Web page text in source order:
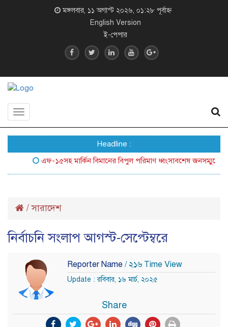
মঙ্গলবার, ১১ অগাস্ট ২০২৬, ০১:২৮ পূর্বাহ্ন
English Version
ই-পেপার
Toggle
Headline :
এফ-১৫সহ মার্কিন বিমানের বিপুল পরিমাণ ধ্বংসাবশেষ জনসম্মুখে আনল
/সারাদেশ
নির্বাচনি সংলাপ আগস্ট-সেপ্টেম্বরে
Reporter Name / ২১৬ Time View
Update : রবিবার, ১৬ মার্চ, ২০২৫
Share